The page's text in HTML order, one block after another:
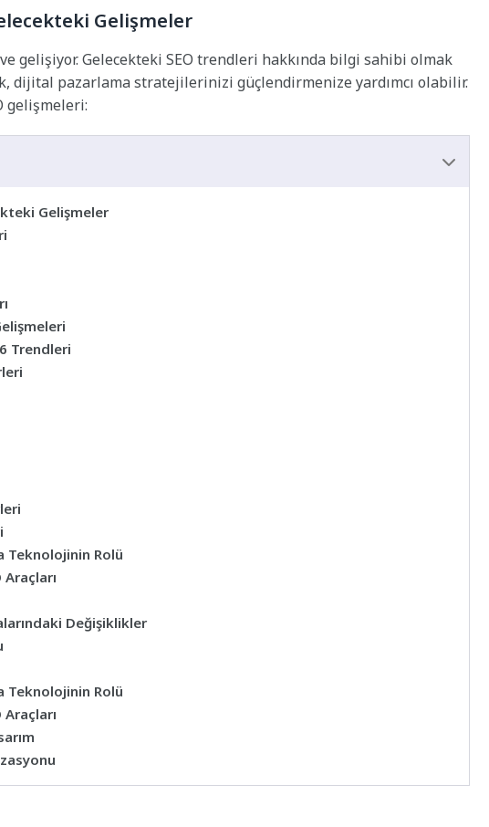
Gelişmeler
gelişiyor. Gelecekteki SEO trendleri hakkında bilgi sahibi olmak
dijital pazarlama stratejilerinizi güçlendirmenize yardımcı olabilir.
gelişmeleri:
Gelişmeler
Trendleri
Teknolojinin Rolü
Değişiklikler
Teknolojinin Rolü